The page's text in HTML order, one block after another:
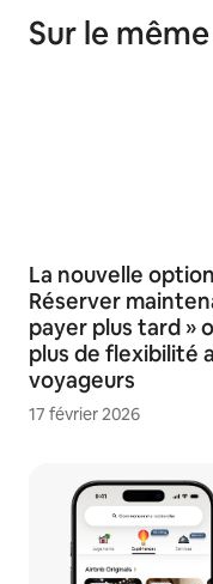
Sur le
La nouvelle
Réserver
payer plus tard »
plus de flexibilité
voyageurs
17 février 2026